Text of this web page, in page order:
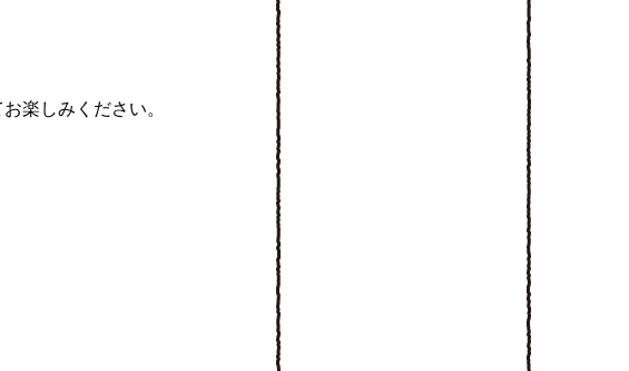
楽しみください。